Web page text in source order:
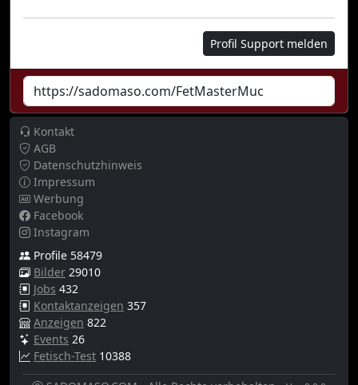
Profil Support melden
Kontakt
AGB
Datenschutzhinweis
Impressum
Werbung
Facebook
Instagram
Profile 58479
Bilder 29010
Jobs 432
Kontaktanzeigen 357
Anzeigen 822
Events 26
Fetisch-Test 10388